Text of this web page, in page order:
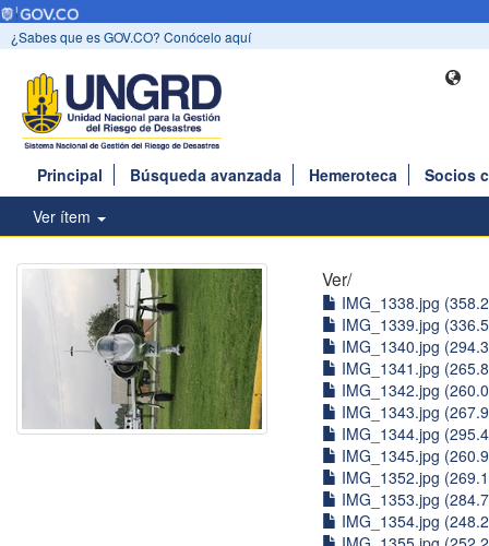
¿Sabes que es GOV.CO? Conócelo aquí
Principal Búsqueda avanzada Hemeroteca
Socios
Ver ítem
Ver/
IMG_1338.jpg
IMG_1339.jpg
IMG_1340.jpg
IMG_1341.jpg
IMG_1342.jpg
IMG_1343.jpg
IMG_1344.jpg
IMG_1345.jpg
IMG_1352.jpg
IMG_1353.jpg
IMG_1354.jpg